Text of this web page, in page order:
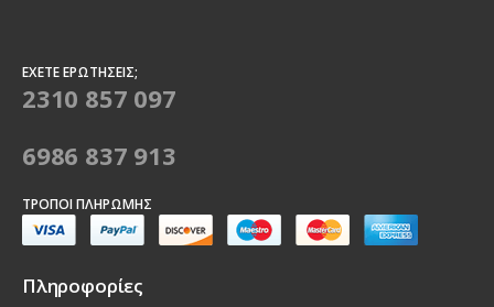
ΈΧΕΤΕ ΕΡΩΤΉΣΕΙΣ;
2310 857 097
6986 837 913
ΤΡΌΠΟΙ ΠΛΗΡΩΜΉΣ
Πληροφορίες